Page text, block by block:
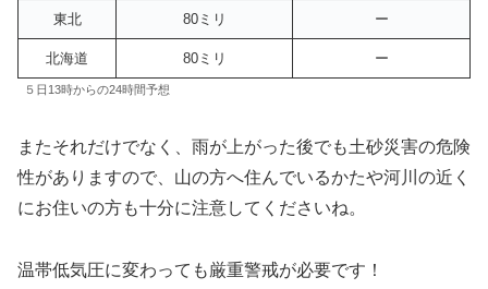
東北 80ミリ ー
北海道 80ミリ ー
５日13時からの24時間予想
またそれだけでなく、雨が上がった後でも土砂災害の危険
性がありますので、山の方へ住んでいるかたや河川の近く
にお住いの方も十分に注意してくださいね。
温帯低気圧に変わっても厳重警戒が必要です！